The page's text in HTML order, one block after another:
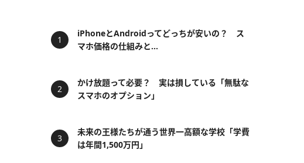
iPhoneとAndroidってどっちが安いの？ ス
マホ価格の仕組みと...
かけ放題って必要？ 実は損している「無駄な
スマホのオプション」
未来の王様たちが通う世界一高額な学校「学費
は年間1,500万円」